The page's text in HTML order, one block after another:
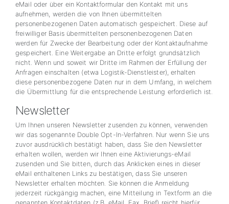
eMail oder über ein Kontaktformular den Kontakt mit uns
aufnehmen, werden die von Ihnen übermittelten
personenbezogenen Daten automatisch gespeichert. Diese auf
freiwilliger Basis übermittelten personenbezogenen Daten
werden für Zwecke der Bearbeitung oder der Kontaktaufnahme
gespeichert. Eine Weitergabe an Dritte erfolgt grundsätzlich
nicht. Wenn und soweit wir Dritte im Rahmen der Erfüllung der
Anfragen einschalten (etwa Logistik-Dienstleister), erhalten
diese personenbezogene Daten nur in dem Umfang, in welchem
die Übermittlung für die entsprechende Leistung erforderlich ist.
Newsletter
Um Ihnen unseren Newsletter zusenden zu können, verwenden
wir das sogenannte Double Opt-In-Verfahren. Nur wenn Sie uns
zuvor ausdrücklich bestätigt haben, dass Sie den Newsletter
erhalten wollen, werden wir Ihnen eine Aktivierungs-eMail
zusenden und Sie bitten, durch das Anklicken eines in dieser
eMail enthaltenen Links zu bestätigen, dass Sie unseren
Newsletter erhalten möchten. Sie können die Anmeldung
jederzeit rückgängig machen, eine Mitteilung in Textform an die